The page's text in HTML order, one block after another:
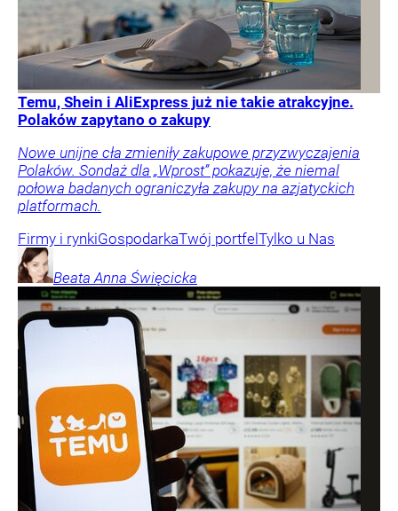
Temu, Shein i AliExpress już nie takie atrakcyjne.
Polaków zapytano o zakupy
Nowe unijne cła zmieniły zakupowe przyzwyczajenia
Polaków. Sondaż dla „Wprost” pokazuje, że niemal
połowa badanych ograniczyła zakupy na azjatyckich
platformach.
Firmy i rynkiGospodarkaTwój portfel Tylko u Nas
Beata Anna Święcicka